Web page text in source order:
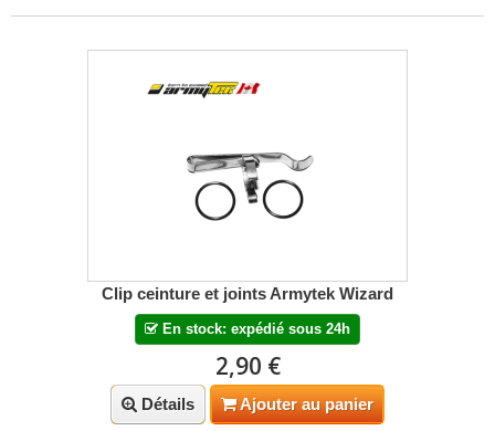
Clip ceinture et joints Armytek Wizard
En stock: expédié sous 24h
2,90 €
Détails Ajouter au panier